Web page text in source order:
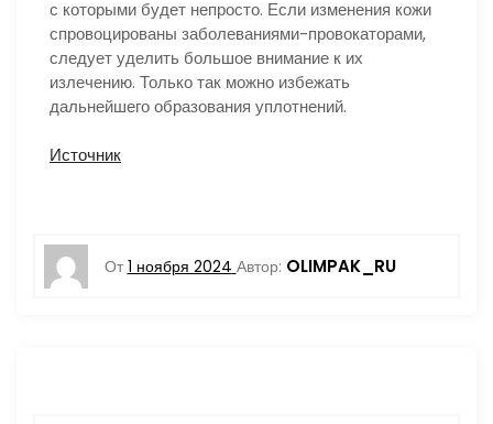
с которыми будет непросто. Если изменения кожи
спровоцированы заболеваниями-провокаторами,
следует уделить большое внимание к их
излечению. Только так можно избежать
дальнейшего образования уплотнений.
Источник
От 1 ноября 2024 Автор: OLIMPAK_RU